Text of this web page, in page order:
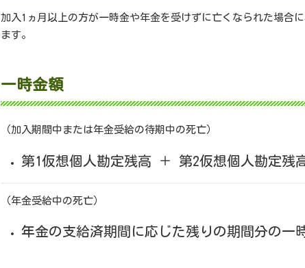
加入1ヵ月以上の方が一時金や年金を受けずに亡くなられた場合
ます。
一時金額
（加入期間中または年金受給の待期中の死亡）
第1仮想個人勘定残高 ＋ 第2仮想個人勘定残
（年金受給中の死亡）
年金の支給済期間に応じた残りの期間分の一